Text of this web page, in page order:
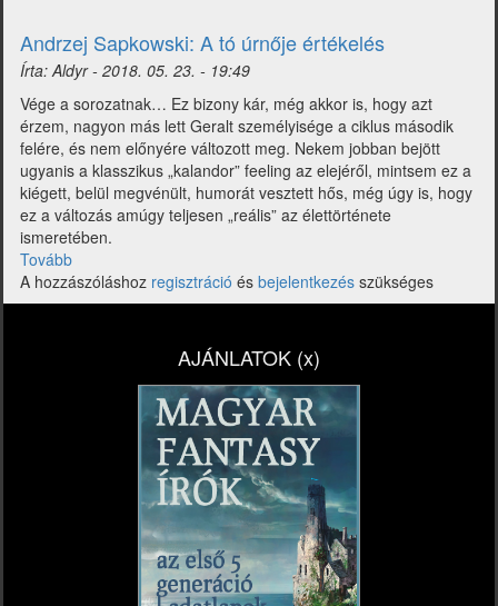
értékelés)
Andrzej Sapkowski: A tó úrnője értékelés
Írta:Aldyr- 2018. 05. 23. - 19:49
Vége a sorozatnak… Ez bizony kár, még akkor is, hogy azt
érzem, nagyon más lett Geralt személyisége a ciklus második
felére, és nem előnyére változott meg. Nekem jobban bejött
ugyanis a klasszikus „kalandor” feeling az elejéről, mintsem ez a
kiégett, belül megvénült, humorát vesztett hős, még úgy is, hogy
ez a változás amúgy teljesen „reális” az élettörténete
ismeretében.
Tovább
Sapkowski:
A
A hozzászóláshoz regisztráció és bejelentkezés szükséges
AJÁNLATOK (x)